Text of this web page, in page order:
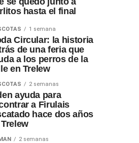
hasta el final
1 semana
Circular: la historia
de una feria que
a los perros de la
en Trelew
2 semanas
ayuda para
a Firulais
hace dos años
2 semanas